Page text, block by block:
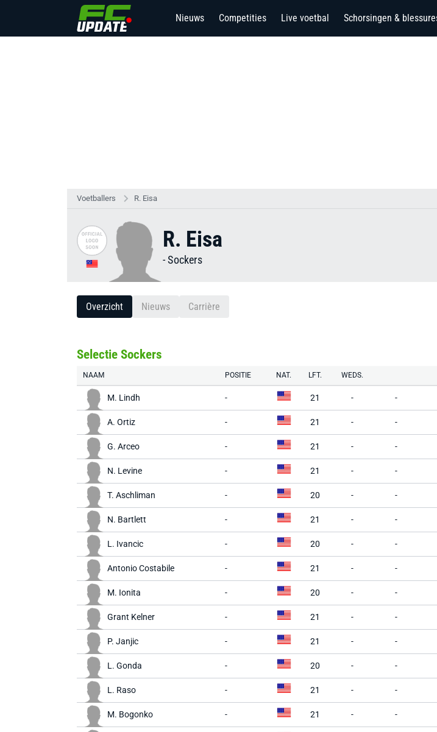
Nieuws Competities Live voetbal Schorsingen &
Voetballers R. Eisa
R. Eisa
-Sockers
Overzicht Nieuws Carrière
Selectie Sockers
NAAM POSITIE NAT. LFT. WEDS.
M. Lindh - 21 - -
A. Ortiz - 21 - -
G. Arceo - 21 - -
N. Levine - 21 - -
T. Aschliman - 20 - -
N. Bartlett - 21 - -
L. Ivancic - 20 - -
Antonio Costabile - 21 - -
M. Ionita - 20 - -
Grant Kelner - 21 - -
P. Janjic - 21 - -
L. Gonda - 20 - -
L. Raso - 21 - -
M. Bogonko - 21 - -